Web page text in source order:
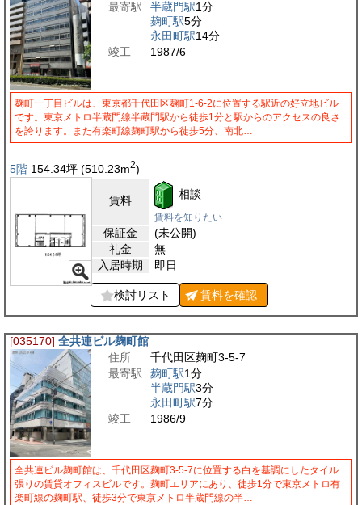
最寄駅
半蔵門駅1分
麹町駅5分
永田町駅14分
竣工
1987/6
麹町一丁目ビルは、東京都千代田区麹町1-6-2に位置する駅近の好立地ビル
です。東京メトロ半蔵門線半蔵門駅から徒歩1分と駅からのアクセスの良さ
を誇ります。また有楽町線麹町駅から徒歩5分、南北…
5階 154.34坪 (510.23m2)
賃料 相談
賃料を知りたい
保証金
(未公開)
礼金
無
入居時期
即日
検討リスト 賃料を確認
[035170] 全共連ビル麹町館
住所
千代田区麹町3-5-7
最寄駅
麹町駅1分
半蔵門駅3分
永田町駅7分
竣工
1986/9
全共連ビル麹町館は、千代田区麹町3-5-7に位置する白を基調にしたタイル
張りの賃貸オフィスビルです。麹町エリアにあり、徒歩1分で東京メトロ有
楽町線の麹町駅、徒歩3分で東京メトロ半蔵門線の半…